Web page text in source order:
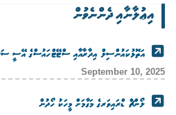
އިޢުލާނާއި ދެންނެވުން
އަތޮޅުކައުންސިލް އިދާރާއާއި ސްޓޭޓްހައުސްގެ އޭސީ
September 10, 2025
ލޯންޗް ޑްރައިވަރގެ މަގާމަށް މީހަކު ހޯދުން